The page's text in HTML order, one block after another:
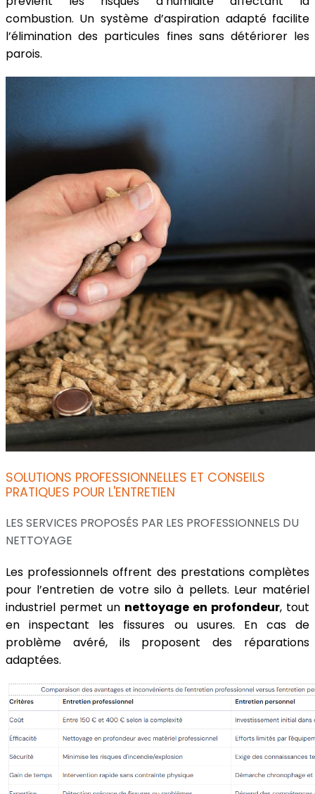
combustion. Un système d’aspiration adapté facilite
l’élimination des particules fines sans détériorer les
parois.
SOLUTIONS PROFESSIONNELLES ET CONSEILS
PRATIQUES POUR L'ENTRETIEN
LES SERVICES PROPOSÉS PAR LES PROFESSIONNELS DU
NETTOYAGE
Les professionnels offrent des prestations complètes
pour l’entretien de votre silo à pellets. Leur matériel
industriel permet un nettoyage en profondeur, tout
en inspectant les fissures ou usures. En cas de
problème avéré, ils proposent des réparations
adaptées.